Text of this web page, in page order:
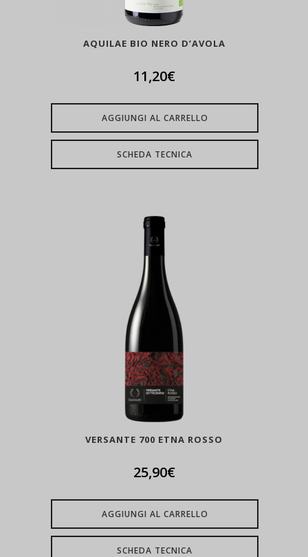
AQUILAE BIO NERO D’AVOLA
11,20€
AGGIUNGI AL CARRELLO
SCHEDA TECNICA
VERSANTE 700 ETNA ROSSO
25,90€
AGGIUNGI AL CARRELLO
SCHEDA TECNICA